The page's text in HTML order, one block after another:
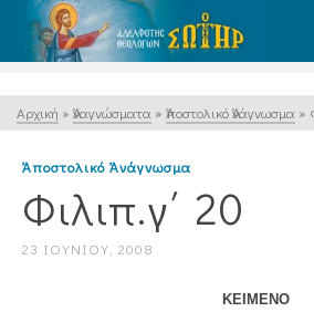
Αρχική » Ἀναγνώσματα » Ἀποστολικό Ἀνάγνωσμα »
Ἀποστολικό Ἀνάγνωσμα
Φιλιπ.γ΄ 20
23 ΙΟΥΝΊΟΥ, 2008
ΚΕΙΜΕΝΟ